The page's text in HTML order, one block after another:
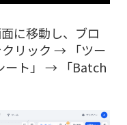
に移動し、ブロ
リック → 「ツー
ート」 → 「Batch